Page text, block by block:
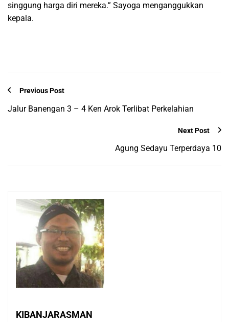
singgung harga diri mereka.” Sayoga menganggukkan
kepala.
Previous Post
Jalur Banengan 3 – 4 Ken Arok Terlibat Perkelahian
Next Post
Agung Sedayu Terperdaya 10
KIBANJARASMAN